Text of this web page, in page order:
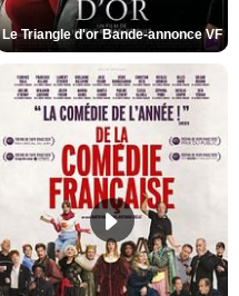
Le Triangle d'or Bande-annonce VF